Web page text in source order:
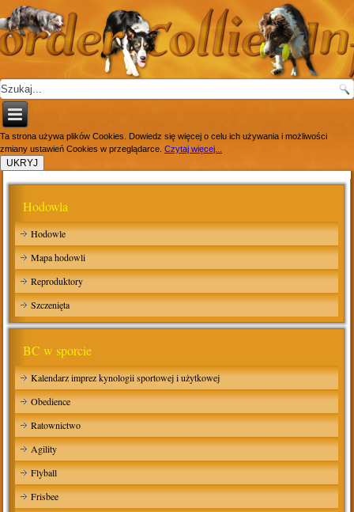
Ta strona używa plików Cookies. Dowiedz się więcej o celu ich używania i możliwości
zmiany ustawień Cookies w przeglądarce. Czytaj więcej...
Hodowla
Hodowle
Mapa hodowli
Reproduktory
Szczenięta
BC w sporcie
Kalendarz imprez kynologii sportowej i użytkowej
Obedience
Ratownictwo
Agility
Flyball
Frisbee